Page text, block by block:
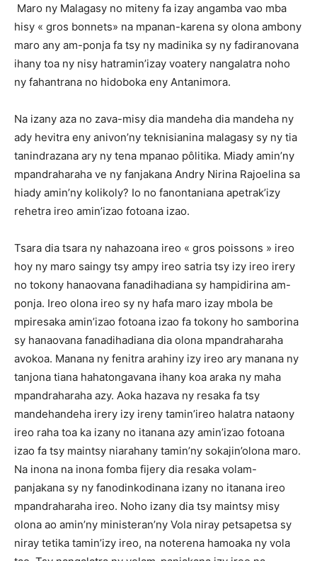
Maro ny Malagasy no miteny fa izay angamba vao mba
hisy « gros bonnets» na mpanan-karena sy olona ambony
maro any am-ponja fa tsy ny madinika sy ny fadiranovana
ihany toa ny nisy hatramin’izay voatery nangalatra noho
ny fahantrana no hidoboka eny Antanimora.
Na izany aza no zava-misy dia mandeha dia mandeha ny
ady hevitra eny anivon’ny teknisianina malagasy sy ny tia
tanindrazana ary ny tena mpanao pôlitika. Miady amin’ny
mpandraharaha ve ny fanjakana Andry Nirina Rajoelina sa
hiady amin’ny kolikoly? Io no fanontaniana apetrak’izy
rehetra ireo amin’izao fotoana izao.
Tsara dia tsara ny nahazoana ireo « gros poissons » ireo
hoy ny maro saingy tsy ampy ireo satria tsy izy ireo irery
no tokony hanaovana fanadihadiana sy hampidirina am-
ponja. Ireo olona ireo sy ny hafa maro izay mbola be
mpiresaka amin’izao fotoana izao fa tokony ho samborina
sy hanaovana fanadihadiana dia olona mpandraharaha
avokoa. Manana ny fenitra arahiny izy ireo ary manana ny
tanjona tiana hahatongavana ihany koa araka ny maha
mpandraharaha azy. Aoka hazava ny resaka fa tsy
mandehandeha irery izy ireny tamin’ireo halatra nataony
ireo raha toa ka izany no itanana azy amin’izao fotoana
izao fa tsy maintsy niarahany tamin’ny sokajin’olona maro.
Na inona na inona fomba fijery dia resaka volam-
panjakana sy ny fanodinkodinana izany no itanana ireo
mpandraharaha ireo. Noho izany dia tsy maintsy misy
olona ao amin’ny ministeran’ny Vola niray petsapetsa sy
niray tetika tamin’izy ireo, na noterena hamoaka ny vola